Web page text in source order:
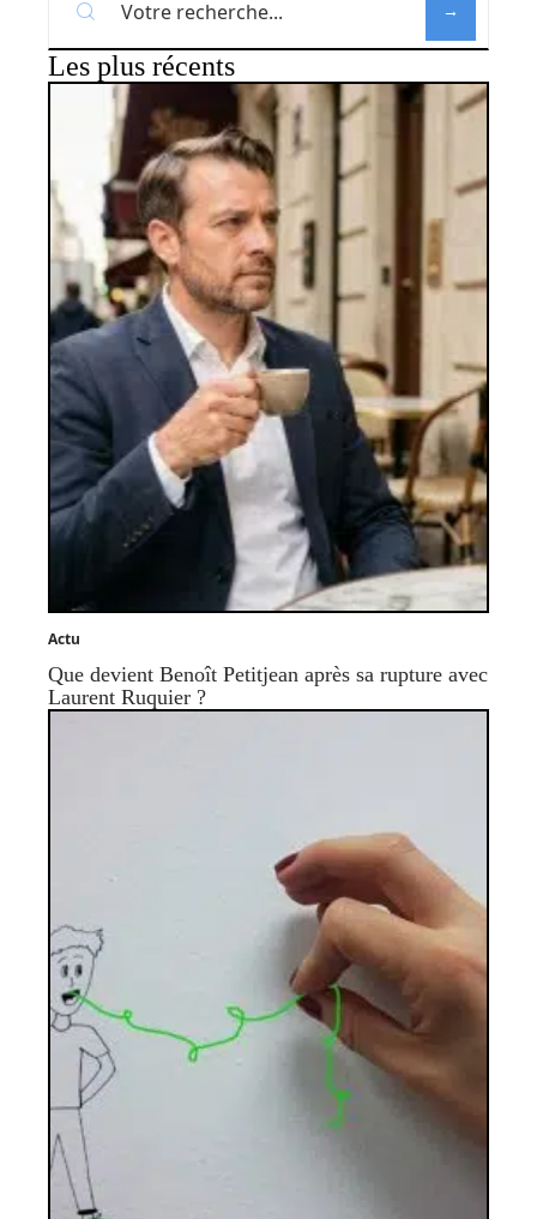
Les plus récents
Actu
Que devient Benoît Petitjean après sa rupture avec
Laurent Ruquier ?